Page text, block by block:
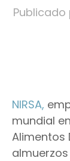
Publicado
NIRSA,
mundial
Alimentos